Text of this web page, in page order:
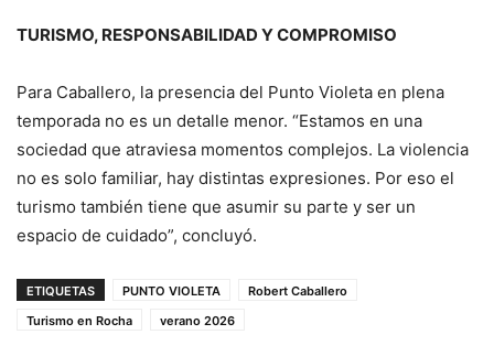
TURISMO, RESPONSABILIDAD Y COMPROMISO
Para Caballero, la presencia del Punto Violeta en plena
temporada no es un detalle menor. “Estamos en una
sociedad que atraviesa momentos complejos. La violencia
no es solo familiar, hay distintas expresiones. Por eso el
turismo también tiene que asumir su parte y ser un
espacio de cuidado”, concluyó.
ETIQUETAS PUNTO VIOLETA
Robert Caballero
Turismo en Rocha
verano 2026